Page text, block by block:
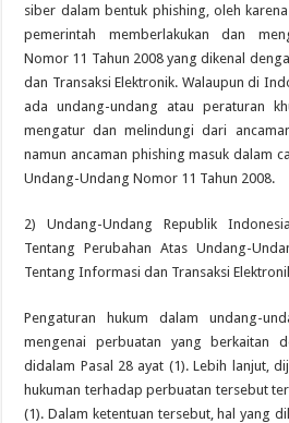
siber dalam bentuk phishing, oleh
pemerintah memberlakukan dan
Nomor 11 Tahun 2008 yang dikenal
dan Transaksi Elektronik. Walaupun di
ada undang-undang atau peraturan
mengatur dan melindungi dari
namun ancaman phishing masuk dalam
Undang-Undang Nomor 11 Tahun 2008.
2) Undang-Undang Republik
Tentang Perubahan Atas Undang-
Tentang Informasi dan Transaksi
Pengaturan hukum dalam undang-
mengenai perbuatan yang berkaitan
didalam Pasal 28 ayat (1). Lebih lanjut,
hukuman terhadap perbuatan tersebut
(1). Dalam ketentuan tersebut, hal yang